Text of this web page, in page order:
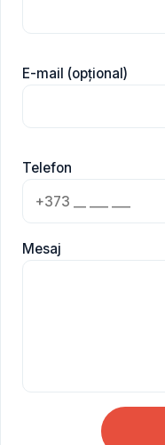
E-mail (opțional)
Telefon
Mesaj